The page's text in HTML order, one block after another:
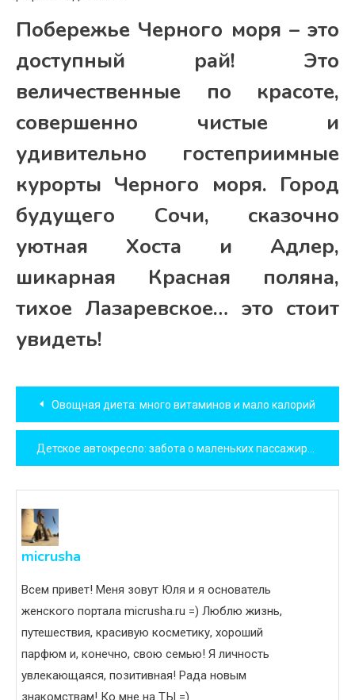
Побережье Черного моря – это
доступный рай! Это
величественные по красоте,
совершенно чистые и
удивительно гостеприимные
курорты Черного моря. Город
будущего Сочи, сказочно
уютная Хоста и Адлер,
шикарная Красная поляна,
тихое Лазаревское… это стоит
увидеть!
Навигация
по
записям
Овощная диета: много витаминов и мало калорий
micrusha
Всем привет! Меня зовут Юля и я основатель
женского портала micrusha.ru =) Люблю жизнь,
путешествия, красивую косметику, хороший
парфюм и, конечно, свою семью! Я личность
увлекающаяся, позитивная! Рада новым
знакомствам! Ко мне на ТЫ =)